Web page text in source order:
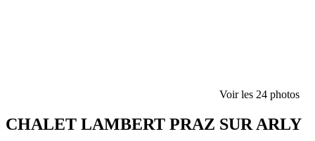
Voir les 24 photos
CHALET LAMBERT PRAZ SUR ARLY